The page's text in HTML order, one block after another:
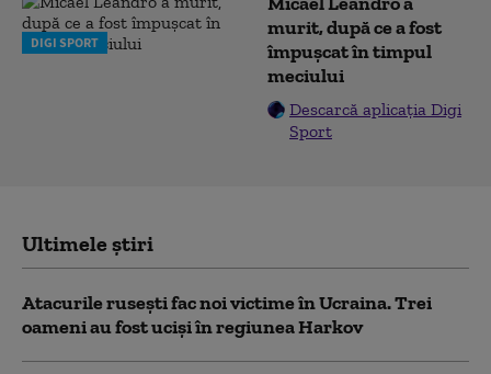
DIGI SPORT
murit, după ce a fost
împușcat în timpul
meciului
Descarcă aplicația Digi
Sport
Ultimele știri
Atacurile rusești fac noi victime în Ucraina. Trei
oameni au fost uciși în regiunea Harkov